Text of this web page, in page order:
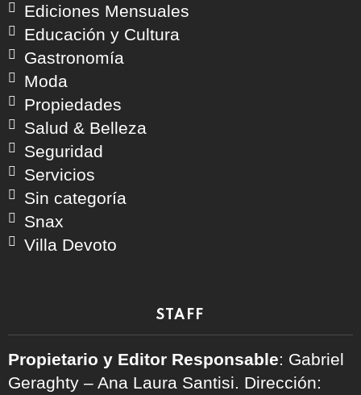
Ediciones Mensuales
Educación y Cultura
Gastronomía
Moda
Propiedades
Salud & Belleza
Seguridad
Servicios
Sin categoría
Snax
Villa Devoto
STAFF
Propietario y Editor Responsable: Gabriel
Geraghty – Ana Laura Santisi. Dirección: